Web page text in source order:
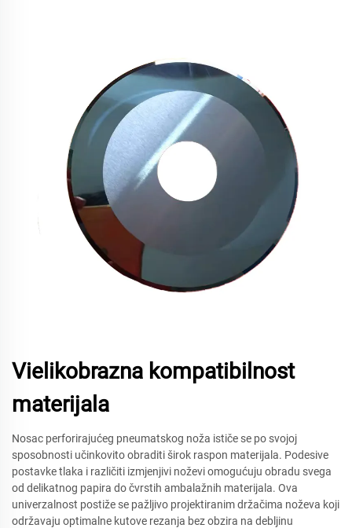
Vielikobrazna kompatibilnost
materijala
Nosac perforirajućeg pneumatskog noža ističe se po svojoj
sposobnosti učinkovito obraditi širok raspon materijala. Podesive
postavke tlaka i različiti izmjenjivi noževi omogućuju obradu svega
od delikatnog papira do čvrstih ambalažnih materijala. Ova
univerzalnost postiže se pažljivo projektiranim držačima noževa koji
održavaju optimalne kutove rezanja bez obzira na debljinu